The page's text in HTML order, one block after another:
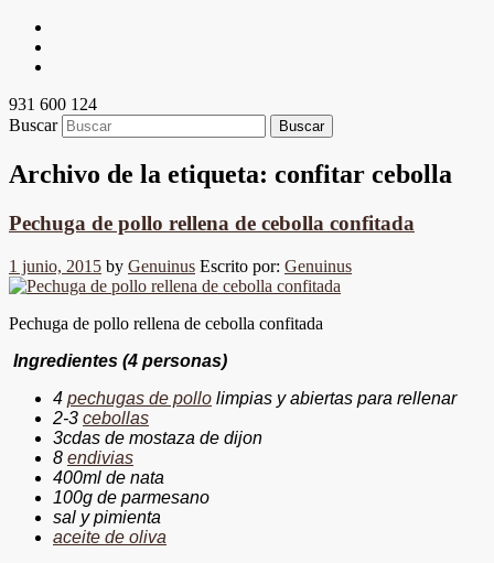
931 600 124
Buscar
Archivo de la etiqueta: confitar cebolla
Pechuga de pollo rellena de cebolla confitada
1 junio, 2015 by Genuinus Escrito por: Genuinus
Pechuga de pollo rellena de cebolla confitada
Ingredientes (4 personas)
4 pechugas de pollo limpias y abiertas para rellenar
2-3 cebollas
3cdas de mostaza de dijon
8 endivias
400ml de nata
100g de parmesano
sal y pimienta
aceite de oliva